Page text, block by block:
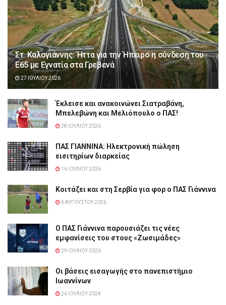
Στ. Καλογιάννης: Ήττα για την Ήπειρο η σύνδεση του
Ε65 με Εγνατία στα Γρεβενά
27 ΙΟΥΛΊΟΥ 2026
Έκλεισε και ανακοινώνει Σιατραβάνη,
Μπελεβώνη και Μελιόπουλο ο ΠΑΣ!
28 ΙΟΥΛΊΟΥ 2026
ΠΑΣ ΓΙΑΝΝΙΝΑ: Hλεκτρονική πώληση
εισιτηρίων διαρκείας
16 ΙΟΥΛΊΟΥ 2026
Κοιτάζει και στη Σερβία για φορ ο ΠΑΣ Γιάννινα
6 ΑΥΓΟΎΣΤΟΥ 2026
Ο ΠΑΣ Γιάννινα παρουσιάζει τις νέες
εμφανίσεις του στους «Ζωσιμάδες»
29 ΙΟΥΛΊΟΥ 2026
Οι βάσεις εισαγωγής στο πανεπιστήμιο
Ιωαννίνων
26 ΙΟΥΛΊΟΥ 2024